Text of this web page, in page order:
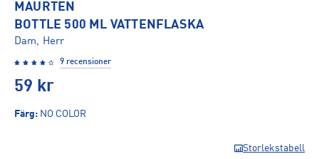
MAURTEN
BOTTLE 500 ML VATTENFLASKA
Dam, Herr
9 recensioner
59 kr
Färg: NO COLOR
Storlekstabell